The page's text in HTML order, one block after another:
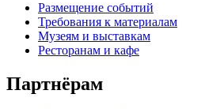
Размещение событий
Требования к материалам
Музеям и выставкам
Ресторанам и кафе
Партнёрам